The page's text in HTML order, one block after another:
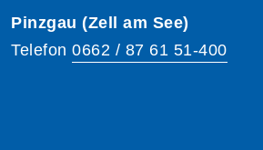
Pinzgau (Zell am See)
Telefon 0662 / 87 61 51-400